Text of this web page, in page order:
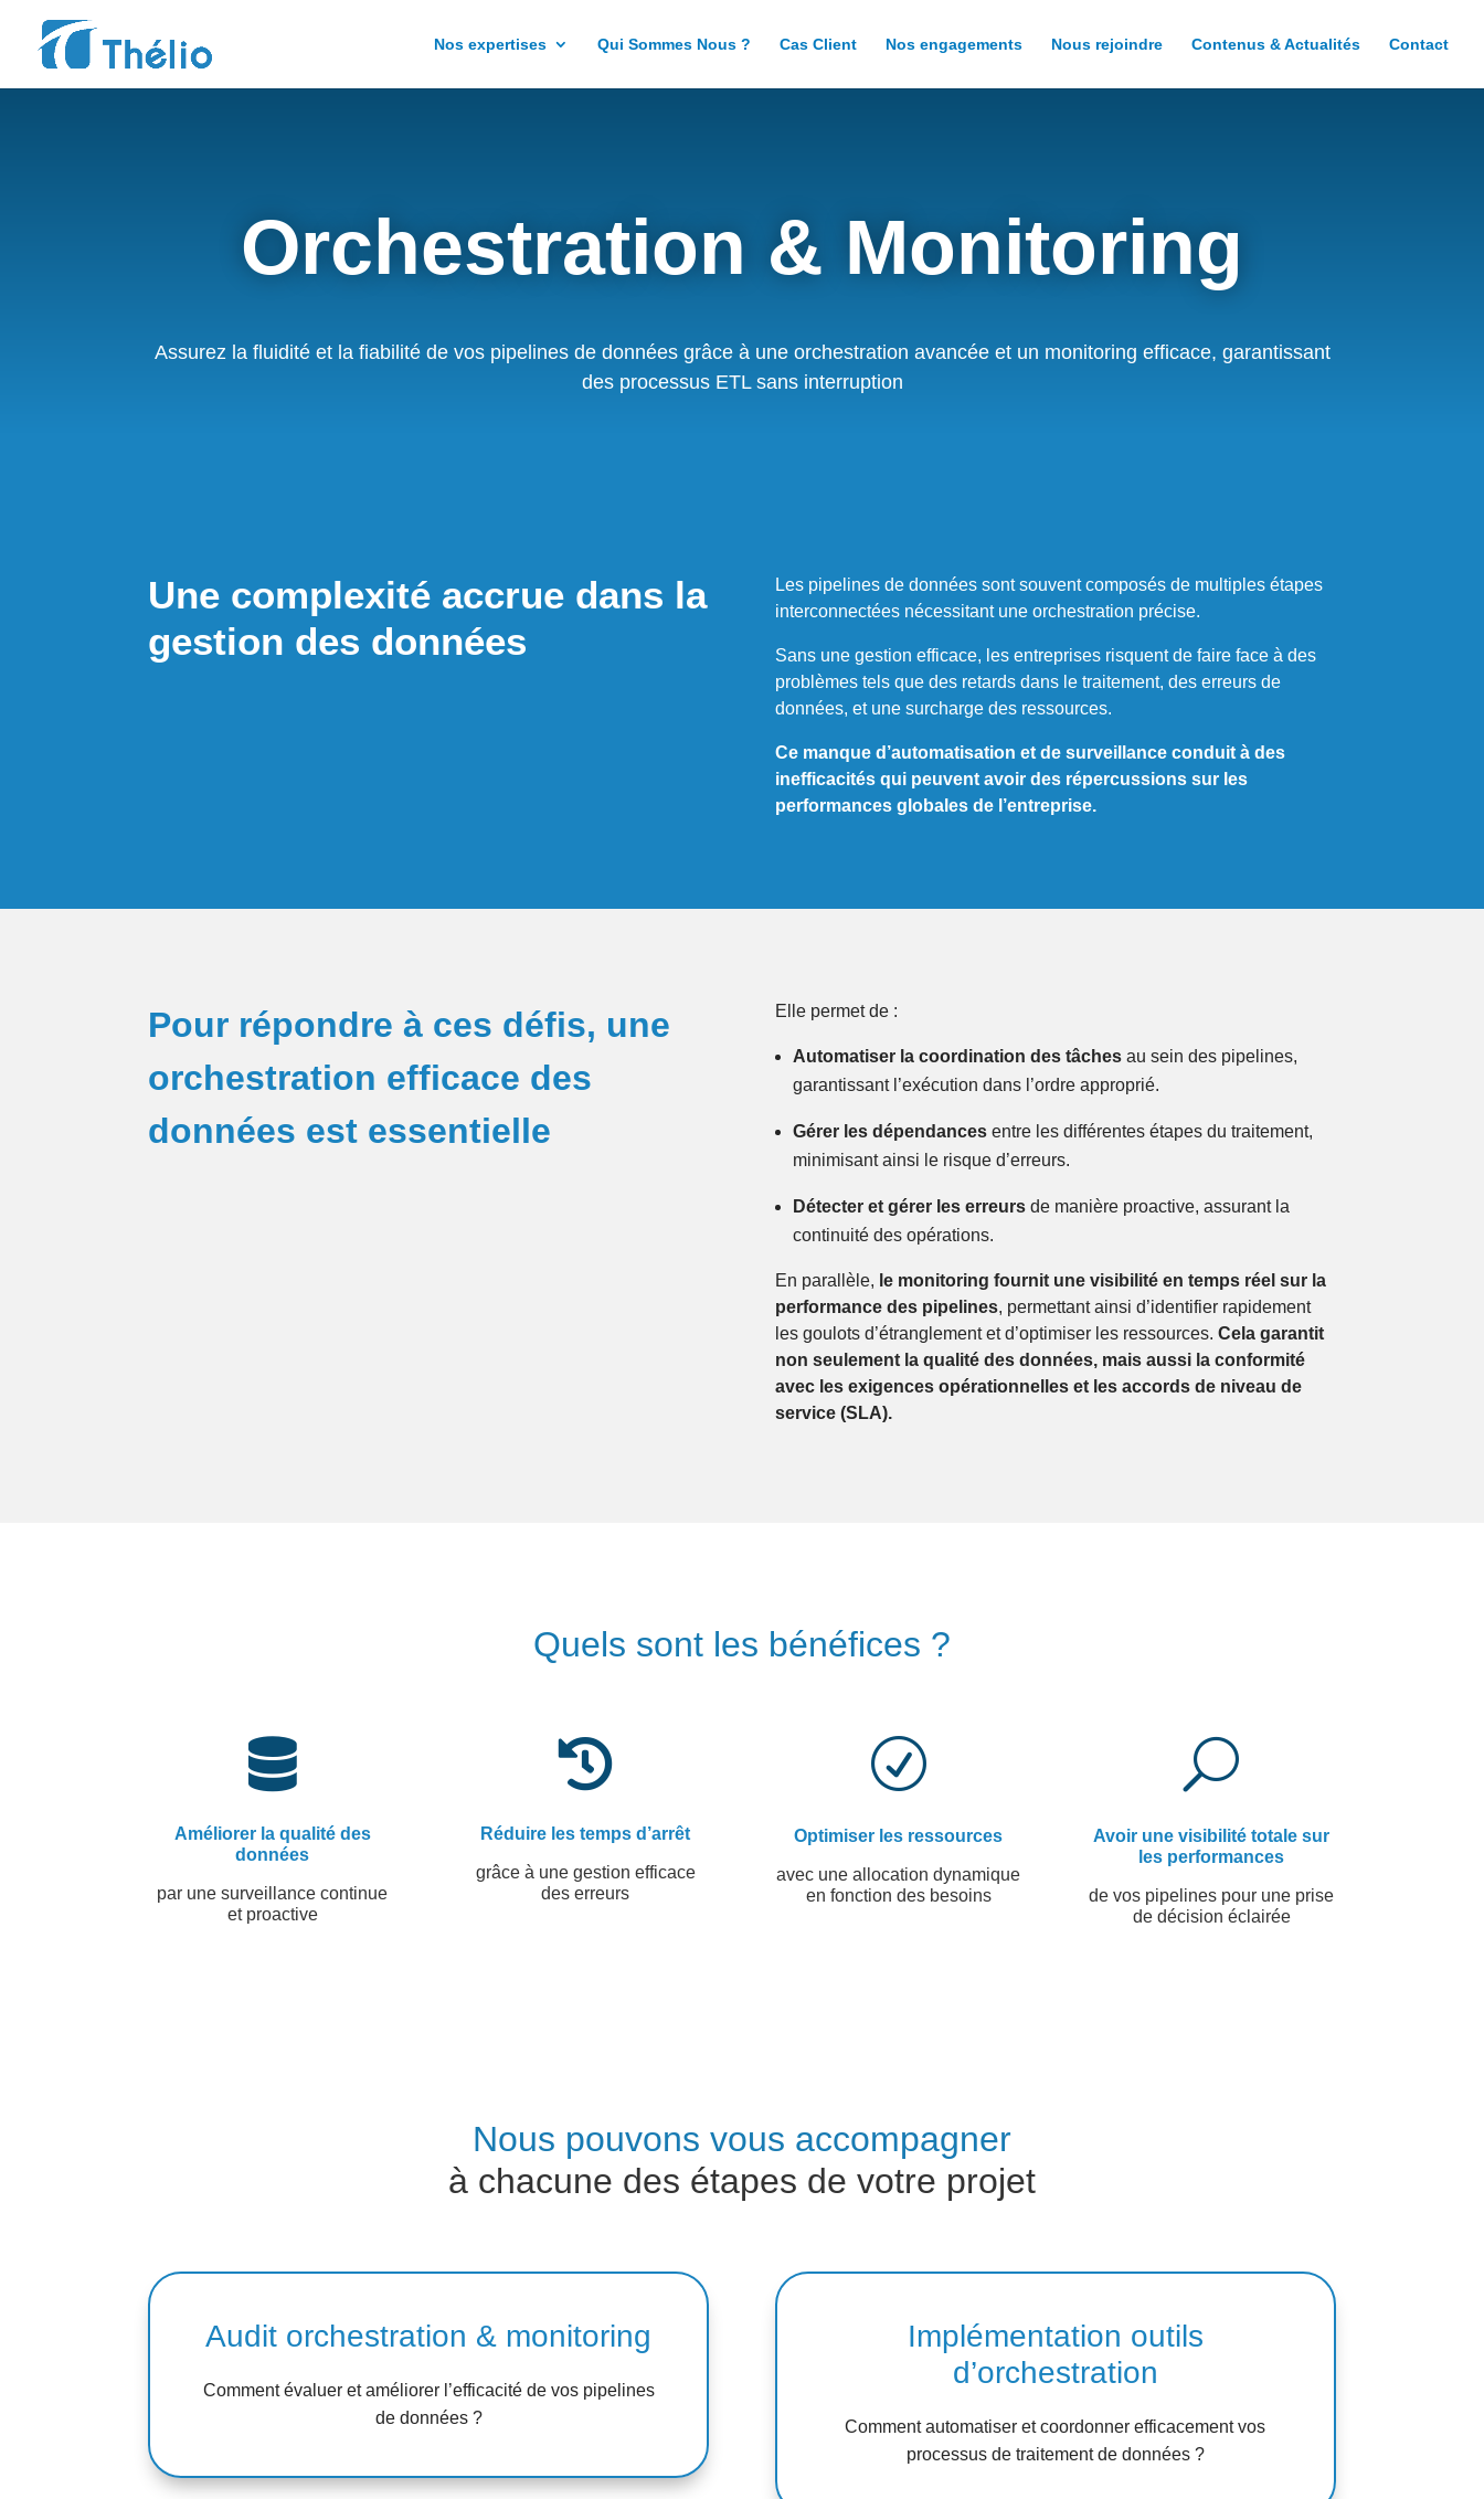
Nos expertises Qui Sommes Nous ? Cas Client Nos engagements Nous rejoindre Contenus & Actualités Contact
Orchestration & Monitoring
Assurez la fluidité et la fiabilité de vos pipelines de données grâce à une orchestration avancée et un monitoring efficace, garantissant
des processus ETL sans interruption
Une complexité accrue dans la
gestion des données
Les pipelines de données sont souvent composés de multiples étapes
interconnectées nécessitant une orchestration précise.
Sans une gestion efficace, les entreprises risquent de faire face à des
problèmes tels que des retards dans le traitement, des erreurs de
données, et une surcharge des ressources.
Ce manque d’automatisation et de surveillance conduit à des
inefficacités qui peuvent avoir des répercussions sur les
performances globales de l’entreprise.
Pour répondre à ces défis, une
orchestration efficace des
données est essentielle
Elle permet de :
Automatiser la coordination des tâchesau sein des pipelines,
garantissant l’exécution dans l’ordre approprié.
Gérer les dépendancesentre les différentes étapes du traitement,
minimisant ainsi le risque d’erreurs.
Détecter et gérer les erreursde manière proactive, assurant la
continuité des opérations.
En parallèle, le monitoring fournit une visibilité en temps réel sur la
performance des pipelines, permettant ainsi d’identifier rapidement
les goulots d’étranglement et d’optimiser les ressources. Cela garantit
non seulement la qualité des données, mais aussi la conformité
avec les exigences opérationnelles et les accords de niveau de
service (SLA).
Quels sont les bénéfices ?

Améliorer la qualité des
données
par une surveillance continue
et proactive

Réduire les temps d’arrêt
grâce à une gestion efficace
des erreurs
R
Optimiser les ressources
avec une allocation dynamique
en fonction des besoins
U
Avoir une visibilité totale sur
les performances
de vos pipelines pour une prise
de décision éclairée
Nous pouvons vous accompagner
à chacune des étapes de votre projet
Audit orchestration & monitoring
Comment évaluer et améliorer l’efficacité de vos pipelines
de données ?
Implémentation outils
d’orchestration
Comment automatiser et coordonner efficacement vos
processus de traitement de données ?